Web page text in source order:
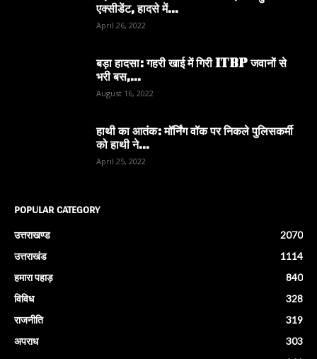
एक्सीडेंट, हादसे में...
April 26, 2022
बड़ा हादसा: गहरी खाई में गिरी ITBP जवानों से
भरी बस,...
August 16, 2022
हाथी का आतंक: मॉर्निंग वॉक पर निकले पुलिसकर्मी
को हाथी ने...
April 25, 2022
POPULAR CATEGORY
उत्तराखण्ड
2070
उत्तराखंड
1114
हमारा पहाड़
840
विविध
328
राजनीति
319
अपराध
303